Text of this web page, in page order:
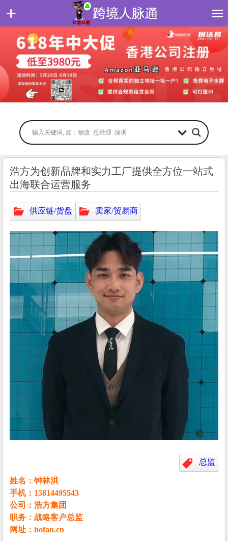
浩方为创新品牌和实力工厂提供全方位一站式
出海联合运营服务
供应链/货盘 卖家/贸易商
总监
姓名：钟林洪
手机：15814495543
公司：浩方集团
职务：战略客户总监
网址：hofan.cn